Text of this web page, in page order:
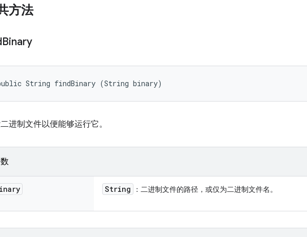
方法
Binary
String findBinary (String binary)
进制文件以便能够运行它。
String ：二进制文件的路径，或仅为二进制文件名。